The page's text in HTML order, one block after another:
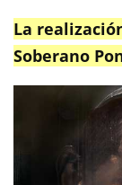
La
Soberano